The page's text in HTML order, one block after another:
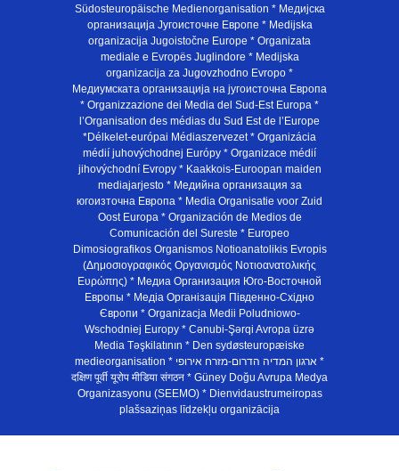
Südosteuropäische Medienorganisation * Медијска
организација Југоисточне Европе * Medijska
organizacija Jugoistočne Europe * Organizata
mediale e Evropës Juglindore * Medijska
organizacija za Jugovzhodno Evropo *
Медиумската организација на југоисточна Европа
* Organizzazione dei Media del Sud-Est Europa *
l’Organisation des médias du Sud Est de l’Europe
*Délkelet-európai Médiaszervezet * Organizácia
médií juhovýchodnej Európy * Organizace médií
jihovýchodní Evropy * Kaakkois-Euroopan maiden
mediajarjesto * Медийна организация за
югоизточна Европа * Media Organisatie voor Zuid
Oost Europa * Organización de Medios de
Comunicación del Sureste * Europeo
Dimosiografikos Organismos Notioanatolikis Evropis
(Δημοσιογραφικός Οργανισμός Νοτιοανατολικής
Ευρώπης) * Медиа Организация Юго-Восточной
Европы * Медiа Органiзацiя Пiвденно-Схiдно
Європи * Organizacja Medii Poludniowo-
Wschodniej Europy * Cənubi-Şərqi Avropa üzrə
Media Təşkilatının * Den sydøsteuropæiske
medieorganisation * ארגון המדיה הדרום-מזרח אירופי *
दक्षिण पूर्वी यूरोप मीडिया संगठन * Güney Doğu Avrupa Medya
Organizasyonu (SEEMO) * Dienvidaustrumeiropas
plašsaziņas līdzekļu organizācija